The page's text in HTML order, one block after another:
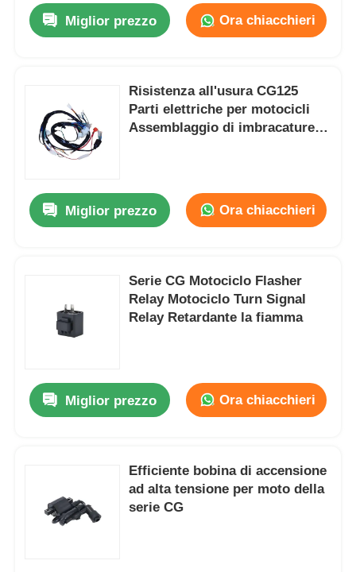
Miglior prezzo Ora chiacchieri
Risistenza all'usura CG125
Parti elettriche per motocicli
Assemblaggio di imbracature
Miglior prezzo Ora chiacchieri
Serie CG Motociclo Flasher
Relay Motociclo Turn Signal
Relay Retardante la fiamma
Miglior prezzo Ora chiacchieri
Efficiente bobina di accensione
ad alta tensione per moto della
serie CG